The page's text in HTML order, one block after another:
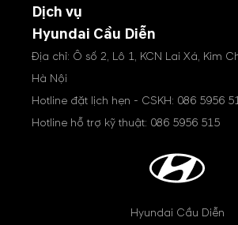
Dịch vụ
Hyundai Cầu Diễn
Địa chỉ: Ô số 2, Lô 1, KCN Lai Xá, Kim
Hà Nội
Hotline đặt lịch hẹn - CSKH: 086 5956
Hotline hỗ trợ kỹ thuật: 086 5956 515
Hyundai Cầu Diễn